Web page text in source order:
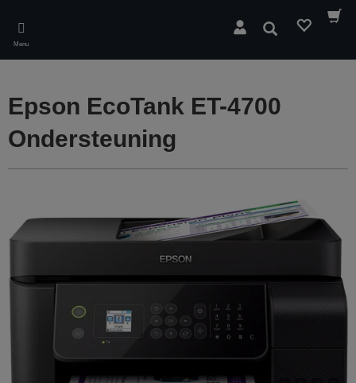
main
content
Menu
Zoeken
Epson EcoTank ET-4700
Ondersteuning